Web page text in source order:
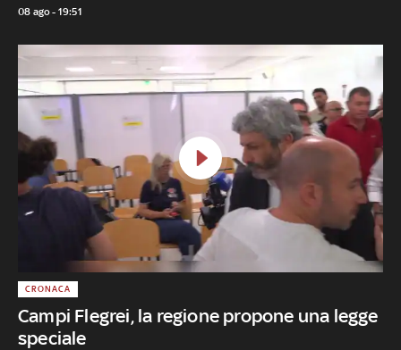
08 ago - 19:51
Campi Flegrei, la regione propone una legge
speciale
CRONACA